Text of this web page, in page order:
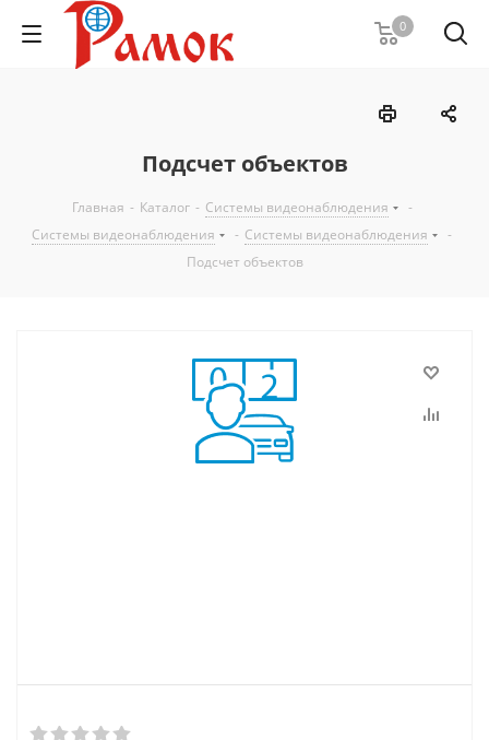
0
Подсчет объектов
Главная - Каталог - Системы видеонаблюдения
-
Системы видеонаблюдения
- Системы видеонаблюдения
-
Подсчет объектов